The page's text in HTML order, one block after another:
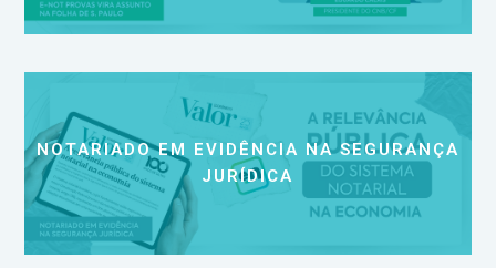
NOTARIADO EM EVIDÊNCIA NA SEGURANÇA
JURÍDICA